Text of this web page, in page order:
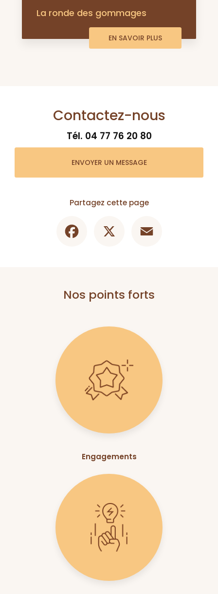
La ronde des gommages
EN SAVOIR PLUS
Contactez-nous
Tél. 04 77 76 20 80
ENVOYER UN MESSAGE
Partagez cette page
Nos points forts
Engagements